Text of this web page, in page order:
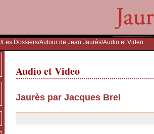
/Les Dossiers/Autour de Jean Jaurès/Audio et Video
Audio et Video
Jaurès par Jacques Brel